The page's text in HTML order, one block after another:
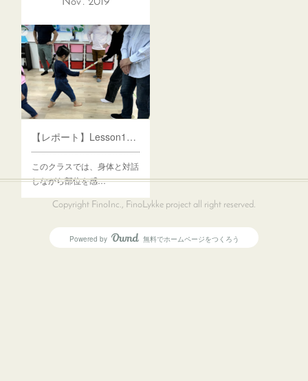
【レポート】Lesson18 身体のモーターを動かす
このクラスでは、身体と対話
しながら部位を感…
Copyright FinoInc., FinoLykke project all right reserved.
Powered by AmebaOwnd
無料でホームページをつくろう